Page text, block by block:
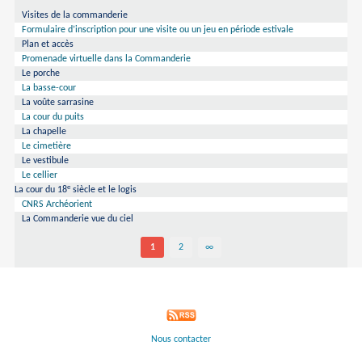
Visites de la commanderie
Formulaire d’inscription pour une visite ou un jeu en période estivale
Plan et accès
Promenade virtuelle dans la Commanderie
Le porche
La basse-cour
La voûte sarrasine
La cour du puits
La chapelle
Le cimetière
Le vestibule
Le cellier
La cour du 18e siècle et le logis
CNRS Archéorient
La Commanderie vue du ciel
1 2 ∞
Nous contacter